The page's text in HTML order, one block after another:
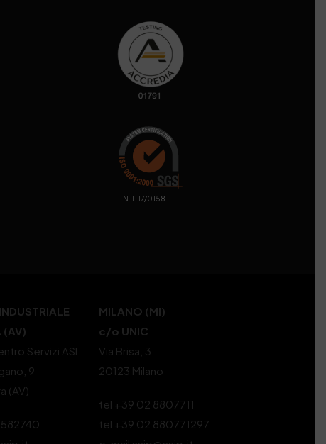
. N. IT17/0158
(AV)
Servizi ASI
9
(AV)
MILANO (MI)
c/o UNIC
Via Brisa, 3
20123 Milano
tel +39 02 8807711
tel +39 02 880771297